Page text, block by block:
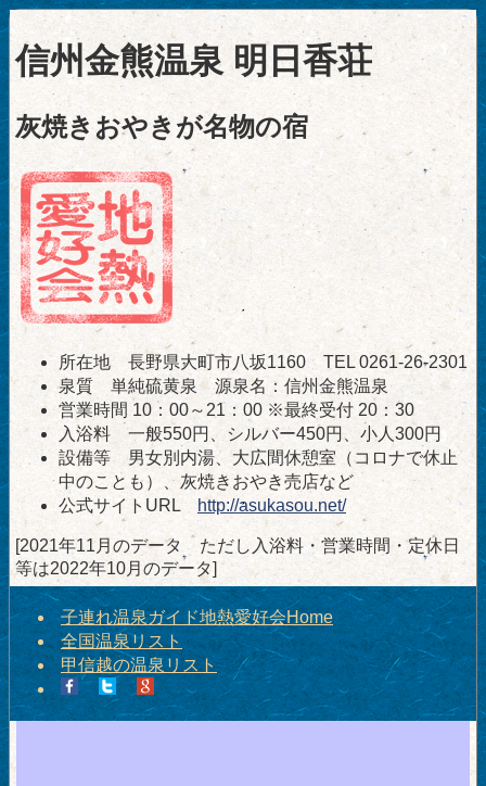
信州金熊温泉 明日香荘
灰焼きおやきが名物の宿
所在地 長野県大町市八坂1160 TEL 0261-26-2301
泉質 単純硫黄泉 源泉名：信州金熊温泉
営業時間 10：00～21：00 ※最終受付 20：30
入浴料 一般550円、シルバー450円、小人300円
設備等 男女別内湯、大広間休憩室（コロナで休止
中のことも）、灰焼きおやき売店など
公式サイトURL
http://asukasou.net/
[2021年11月のデータ ただし入浴料・営業時間・定休日
等は2022年10月のデータ]
子連れ温泉ガイド地熱愛好会Home
全国温泉リスト
甲信越の温泉リスト